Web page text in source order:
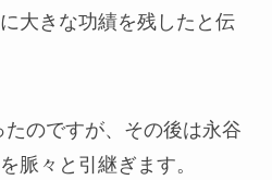
大きな功績を残したと伝
のですが、その後は永谷
脈々と引継ぎます。